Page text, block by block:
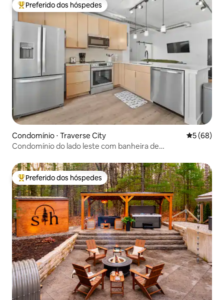
Entre os melhores preferidos dos hóspedes
Preferido dos hóspedes
Condomínio ⋅ Traverse City 5 de uma
5 (68)
Condomínio do lado leste com banheira de
Entre os melhores preferidos dos hóspedes
Preferido dos hóspedes